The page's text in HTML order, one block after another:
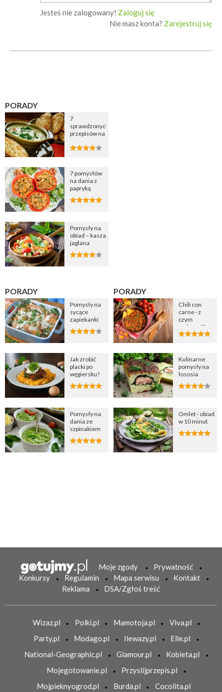
Jesteś nie zalogowany! Zaloguj się
Nie masz konta? Zarejestruj się
PORADY
7
sprawdzonych
przepisów na
cebulową
7 pomysłów
na dania z
papryką
Pomysły na
obiad – kasza
jaglana
PORADY
Pomysły na
sycące
zapiekanki
Jak zrobić
placki po
węgiersku?
Pomysły na
dania ze
szpinakiem
PORADY
Chili con
carne - z
czym
podawać?
Kulinarne
pomysły na
łososia
Omlet - obiad
w 10 minut
Moje zgody
Prywatność
Konkursy
Regulamin Mapa serwisu
Kontakt
Reklama
DSA/Zgłoś treść
Wizaz.pl Polki.pl Mamotoja.pl
Viva.pl
Party.pl
Modago.pl Ilewazy.pl
Elle.pl
National-Geographic.pl
Glamour.pl
Kobieta.pl
Mojegotowanie.pl
Przyslijprzepis.pl
Mojpieknyogrod.pl
Burda.pl Cocolita.pl